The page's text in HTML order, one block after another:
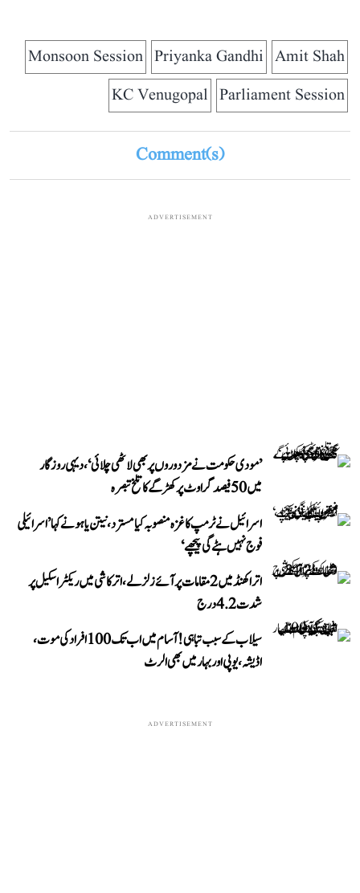
Amit Shah
Priyanka Gandhi
Monsoon Session
Parliament Session
KC Venugopal
Comment(s)
ADVERTISEMENT
’مودی حکومت نے مزدوروں پر بھی لاٹھی چلائی‘، دیہی روزگار
میں 50 فیصد گراوٹ پر کھڑگے کا تلخ تبصرہ
اسرائیل نے ٹرمپ کا غزہ منصوبہ کیا مسترد، نیتن یاہو نے کہا ’اسرائیلی
فوج نہیں ہٹے گی پیچھے‘
اتراکھنڈ میں 2 مقامات پر آئے زلزلے، اترکاشی میں ریکٹر اسکیل پر
شدت 4.2 درج
سیلاب کے سبب تباہی! آسام میں اب تک 100 افراد کی موت،
اڈیشہ، یوپی اور بہار میں بھی الرٹ
ADVERTISEMENT